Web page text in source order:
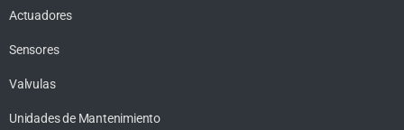
Actuadores
Sensores
Valvulas
Unidades de Mantenimiento